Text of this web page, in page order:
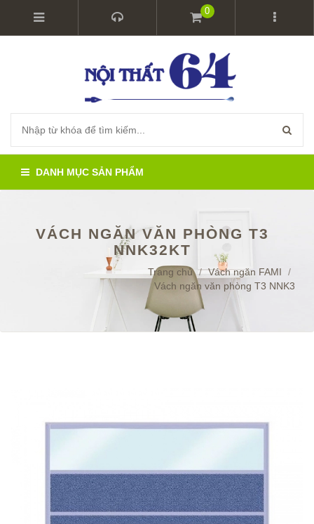
0
DANH MỤC SẢN PHẨM
VÁCH NGĂN VĂN PHÒNG T3
NNK32KT
Trang chủ / Vách ngăn FAMI
/
Vách ngăn văn phòng T3 NNK32KT